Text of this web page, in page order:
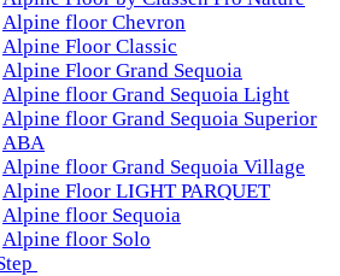
Alpine floor Chevron
Alpine Floor Classic
Alpine Floor Grand Sequoia
Alpine floor Grand Sequoia Light
Alpine floor Grand Sequoia Superior
ABA
Alpine floor Grand Sequoia Village
Alpine Floor LIGHT PARQUET
Alpine floor Sequoia
Alpine floor Solo